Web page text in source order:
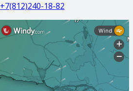
+7(812)240-18-82